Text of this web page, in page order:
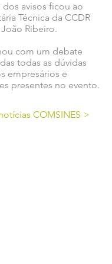
avisos ficou ao
Técnica da CCDR
Ribeiro.
com um debate
todas as dúvidas
empresários e
presentes no evento.
COMSINES >